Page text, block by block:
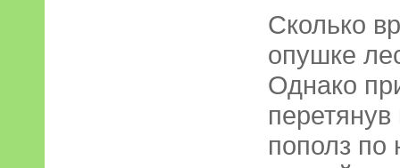
Сколько
опушке
Однако
пополз по